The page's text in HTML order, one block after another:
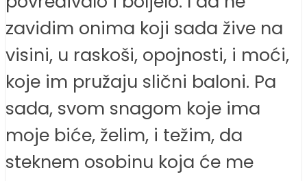
zavidim onima koji sada žive na
visini, u raskoši, opojnosti, i moći,
koje im pružaju slični baloni. Pa
sada, svom snagom koje ima
moje biće, želim, i težim, da
steknem osobinu koja će me